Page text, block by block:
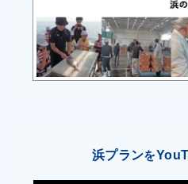
浜プランを